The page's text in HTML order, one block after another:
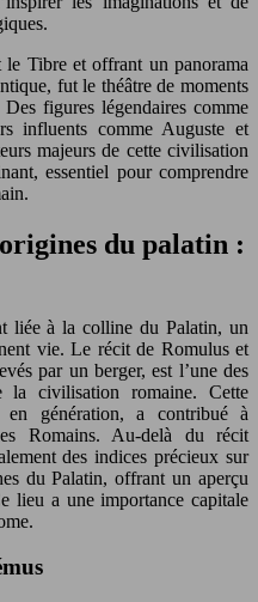
le Tibre et offrant un panorama
fut le théâtre de moments
figures légendaires comme
influents comme Auguste et
majeurs de cette civilisation
essentiel pour comprendre
du palatin :
liée à la colline du Palatin, un
vie. Le récit de Romulus et
par un berger, est l’une des
la civilisation romaine. Cette
en génération, a contribué à
Romains. Au-delà du récit
des indices précieux sur
du Palatin, offrant un aperçu
lieu a une importance capitale